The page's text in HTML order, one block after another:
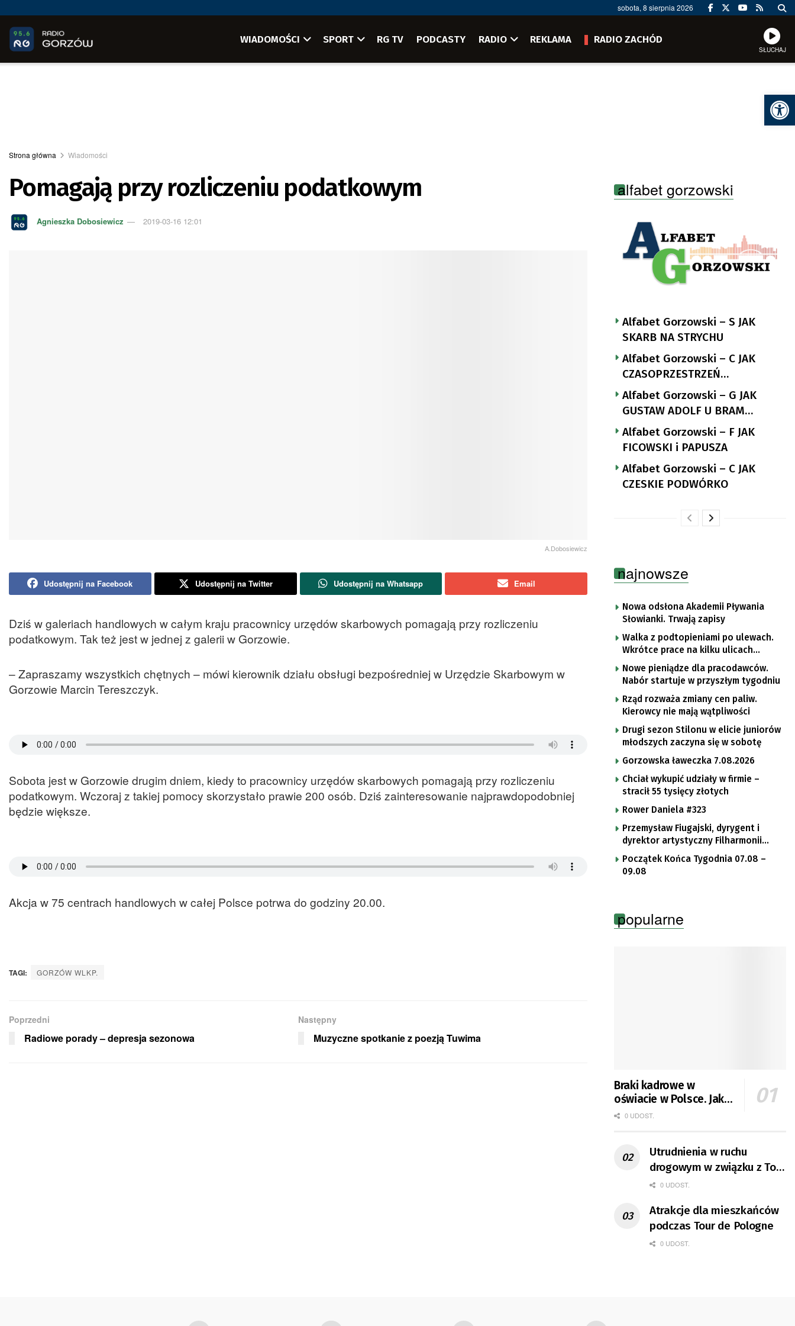
sobota, 8 sierpnia 2026
WIADOMOŚCI SPORT RG TV PODCASTY RADIO REKLAMA RADIO ZACHÓD
SŁUCHAJ
Strona główna Wiadomości
Pomagają przy rozliczeniu podatkowym
Agnieszka Dobosiewicz 2019-03-16 12:01
A.Dobosiewicz
Udostępnij na Facebook Udostępnij na Twitter Udostępnij na Whatsapp Email
Dziś w galeriach handlowych w całym kraju pracownicy urzędów skarbowych pomagają przy rozliczeniu
podatkowym. Tak też jest w jednej z galerii w Gorzowie.
– Zapraszamy wszystkich chętnych – mówi kierownik działu obsługi bezpośredniej w Urzędzie Skarbowym w
Gorzowie Marcin Tereszczyk.
Sobota jest w Gorzowie drugim dniem, kiedy to pracownicy urzędów skarbowych pomagają przy rozliczeniu
podatkowym. Wczoraj z takiej pomocy skorzystało prawie 200 osób. Dziś zainteresowanie najprawdopodobniej
będzie większe.
Akcja w 75 centrach handlowych w całej Polsce potrwa do godziny 20.00.
TAGI: GORZÓW WLKP.
Poprzedni
Radiowe porady – depresja sezonowa
Następny
Muzyczne spotkanie z poezją Tuwima
alfabet gorzowski
Alfabet Gorzowski – S JAK
SKARB NA STRYCHU
Alfabet Gorzowski – C JAK
CZASOPRZESTRZEŃ
NUTTGENSA
Alfabet Gorzowski – G JAK
GUSTAW ADOLF U BRAM
LANDSBERGA
Alfabet Gorzowski – F JAK
FICOWSKI i PAPUSZA
Alfabet Gorzowski – C JAK
CZESKIE PODWÓRKO
najnowsze
Nowa odsłona Akademii Pływania
Słowianki. Trwają zapisy
Walka z podtopieniami po ulewach.
Wkrótce prace na kilku ulicach
Gorzowa
Nowe pieniądze dla pracodawców.
Nabór startuje w przyszłym tygodniu
Rząd rozważa zmiany cen paliw.
Kierowcy nie mają wątpliwości
Drugi sezon Stilonu w elicie juniorów
młodszych zaczyna się w sobotę
Gorzowska ławeczka 7.08.2026
Chciał wykupić udziały w firmie –
stracił 55 tysięcy złotych
Rower Daniela #323
Przemysław Fiugajski, dyrygent i
dyrektor artystyczny Filharmonii
Gorzowskiej
Początek Końca Tygodnia 07.08 –
09.08
popularne
Braki kadrowe w
oświacie w Polsce. Jak
jest w Gorzowie?
0 UDOST.
Utrudnienia w ruchu
drogowym w związku z Tour
de Pologne
0 UDOST.
Atrakcje dla mieszkańców
podczas Tour de Pologne
0 UDOST.